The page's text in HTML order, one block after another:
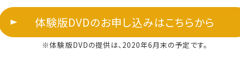
体験版DVDのお申し込みはこちらから
体験版DVDの提供は、2020年6月末の予定です。